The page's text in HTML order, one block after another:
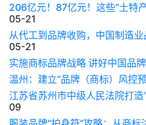
206亿元！87亿元！这些“土特
05-21
从代工到品牌收购，中国制造
05-21
实施商标品牌战略 讲好中国品
温州：建立“品牌（商标）风控
江苏省苏州市中级人民法院打造
09